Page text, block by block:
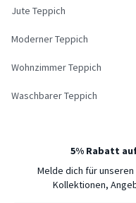
Jute Teppich
Moderner Teppich
Wohnzimmer Teppich
Waschbarer Teppich
5% Rabatt
Melde dich für
Kollektionen,